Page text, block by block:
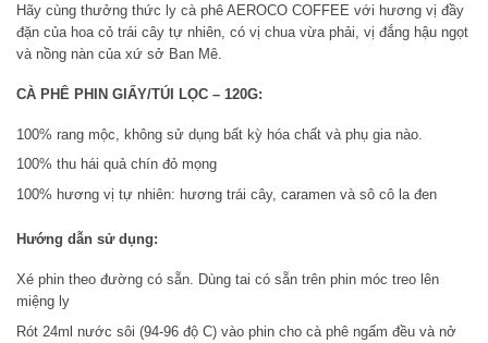
Hãy cùng thưởng thức ly cà phê AEROCO COFFEE với hương vị đầy
đặn của hoa cỏ trái cây tự nhiên, có vị chua vừa phải, vị đắng hậu ngọt
và nồng nàn của xứ sở Ban Mê.
CÀ PHÊ PHIN GIẤY/TÚI LỌC – 120G:
100% rang mộc, không sử dụng bất kỳ hóa chất và phụ gia nào.
100% thu hái quả chín đỏ mọng
100% hương vị tự nhiên: hương trái cây, caramen và sô cô la đen
Hướng dẫn sử dụng:
Xé phin theo đường có sẵn. Dùng tai có sẵn trên phin móc treo lên
miệng ly
Rót 24ml nước sôi (94-96 độ C) vào phin cho cà phê ngấm đều và nở